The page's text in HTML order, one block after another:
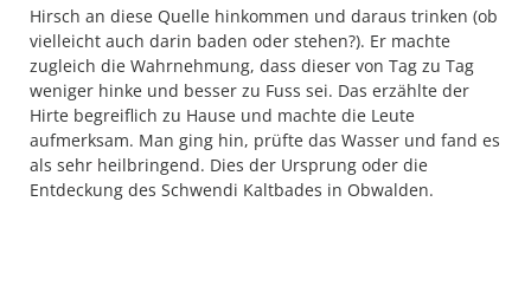
Hirsch an diese Quelle hinkommen und daraus trinken (ob
vielleicht auch darin baden oder stehen?). Er machte
zugleich die Wahrnehmung, dass dieser von Tag zu Tag
weniger hinke und besser zu Fuss sei. Das erzählte der
Hirte begreiflich zu Hause und machte die Leute
aufmerksam. Man ging hin, prüfte das Wasser und fand es
als sehr heilbringend. Dies der Ursprung oder die
Entdeckung des Schwendi Kaltbades in Obwalden.